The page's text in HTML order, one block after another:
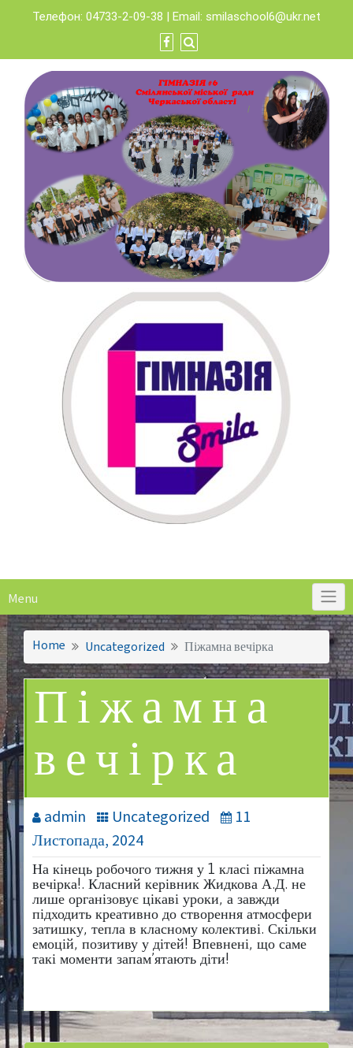
content
Телефон: 04733-2-09-38 | Email: smilaschool6@ukr.net
Menu
Home Uncategorized Піжамна вечірка
Піжамна
вечірка
admin Uncategorized
11
Листопада, 2024
На кінець робочого тижня у 1 класі піжамна
вечірка!. Класний керівник Жидкова А.Д. не
лише організовує цікаві уроки, а завжди
підходить креативно до створення атмосфери
затишку, тепла в класному колективі. Скільки
емоцій, позитиву у дітей! Впевнені, що саме
такі моменти запам’ятають діти!